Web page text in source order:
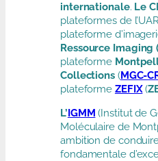
internationale. Le
plateformes de
plateforme
Ressource Imaging (
plateforme
Collections(MGC-
plateforme ZEFIX(
L’IGMM (Institut de
Moléculaire de
ambition de
fondamentale